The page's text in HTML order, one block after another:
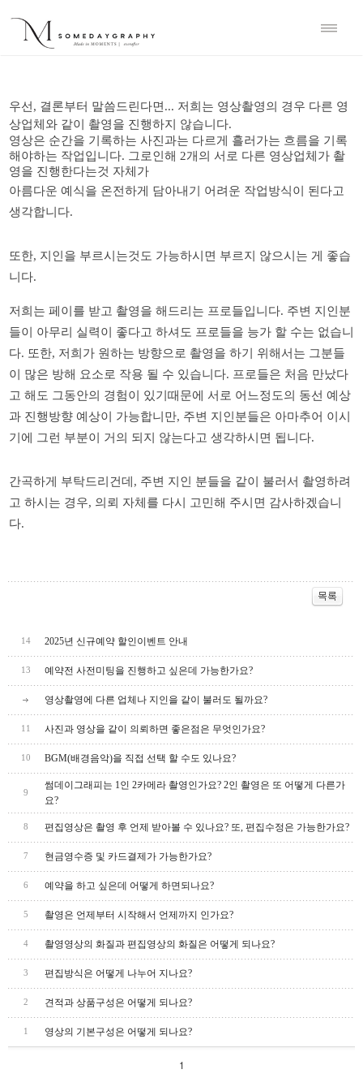
우선, 결론부터 말씀드린다면... 저희는 영상촬영의 경우 다른 영
상업체와 같이 촬영을 진행하지 않습니다.
영상은 순간을 기록하는 사진과는 다르게 흘러가는 흐름을 기록
해야하는 작업입니다. 그로인해 2개의 서로 다른 영상업체가 촬
영을 진행한다는것 자체가
아름다운 예식을 온전하게 담아내기 어려운 작업방식이 된다고
생각합니다.
또한, 지인을 부르시는것도 가능하시면 부르지 않으시는 게
좋습
니다.
저희는 페이를 받고 촬영을 해드리는 프로들입니다. 주변 지인분
들이
아무리 실력이 좋다고 하셔도 프로들을 능가 할 수는 없습니
다. 또한, 저희가 원하는 방향으로 촬영을 하기 위해서는 그분들
이
많은 방해 요소로 작용 될 수 있습니다. 프로들은 처음 만났다
고 해도 그동안의 경험이 있기때문에 서로 어느정도의 동선 예상
과 진행방향 예상이 가능합니만, 주변 지인분들은 아마추어 이시
기에
그런 부분이 거의 되지 않는다고 생각하시면 됩니다.
간곡하게 부탁드리건데 , 주변 지인 분들을 같이 불러서 촬영하려
고 하시는 경우, 의뢰 자체를 다시 고민해 주시면 감사하겠습니
다.
14 2025년 신규예약 할인이벤트 안내
13 예약전 사전미팅을 진행하고 싶은데 가능한가요?
영상촬영에 다른 업체나 지인을 같이 불러도 될까요?
11 사진과 영상을 같이 의뢰하면 좋은점은 무엇인가요?
10 BGM(배경음악)을 직접 선택 할 수도 있나요?
9
썸데이그래피는 1인 2카메라 촬영인가요? 2인 촬영은 또 어떻게 다른가
요?
8 편집영상은 촬영 후 언제 받아볼 수 있나요? 또, 편집수정은 가능한가요?
7 현금영수증 및 카드결제가 가능한가요?
6 예약을 하고 싶은데 어떻게 하면되나요?
5 촬영은 언제부터 시작해서 언제까지 인가요?
4 촬영영상의 화질과 편집영상의 화질은 어떻게 되나요?
3 편집방식은 어떻게 나누어 지나요?
2 견적과 상품구성은 어떻게 되나요?
1 영상의 기본구성은 어떻게 되나요?
1